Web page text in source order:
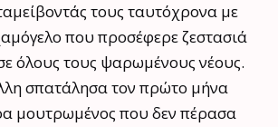
τους ταυτόχρονα με
που προσέφερε ζεστασιά
όλους τους ψαρωμένους νέους.
σπατάλησα τον πρώτο μήνα
μουτρωμένος που δεν πέρασα